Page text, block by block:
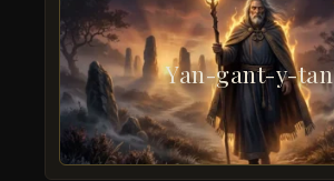
Yan-gant-y-tan